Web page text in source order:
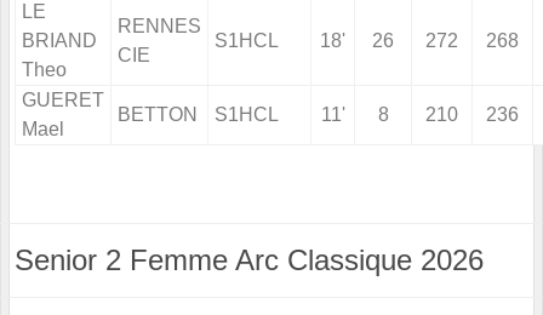
LE
BRIAND
Theo
RENNES
CIE
S1HCL 18' 26 272 268
GUERET
Mael
BETTON S1HCL 11' 8 210 236
Senior 2 Femme Arc Classique 2026